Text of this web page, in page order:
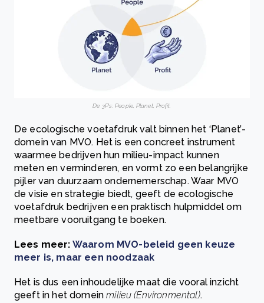
De 3P’s: People, Planet, Profit.
De ecologische voetafdruk valt binnen het ‘Planet’-
domein van MVO. Het is een concreet instrument
waarmee bedrijven hun milieu-impact kunnen
meten en verminderen, en vormt zo een belangrijke
pijler van duurzaam ondernemerschap. Waar MVO
de visie en strategie biedt, geeft de ecologische
voetafdruk bedrijven een praktisch hulpmiddel om
meetbare vooruitgang te boeken.
Lees meer: Waarom MVO-beleid geen keuze
meer is, maar een noodzaak
Het is dus een inhoudelijke maat die vooral inzicht
geeft in het domeinmilieu (Environmental).